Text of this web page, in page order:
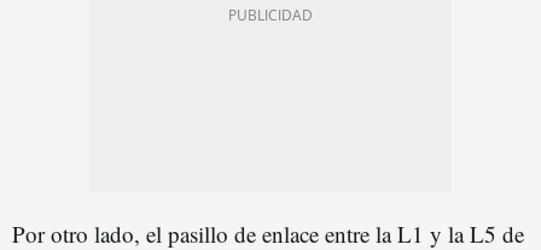
Por otro lado, el pasillo de enlace entre la L1 y la L5 de